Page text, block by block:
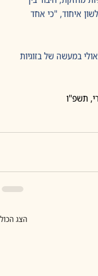
איחוד, "כי אחד
במעשה של בזוגיות
הצג הכול